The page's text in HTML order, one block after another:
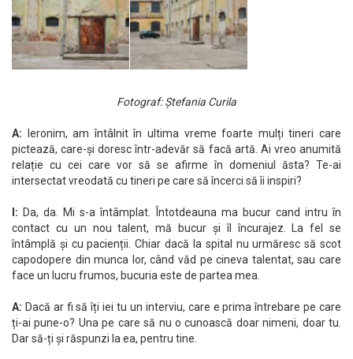
Fotograf: Ștefania Curila
A: Ieronim, am întâlnit în ultima vreme foarte mulți tineri care
pictează, care-și doresc într-adevăr să facă artă. Ai vreo anumită
relație cu cei care vor să se afirme în domeniul ăsta? Te-ai
intersectat vreodată cu tineri pe care să încerci să îi inspiri?
I: Da, da. Mi s-a întâmplat. Întotdeauna ma bucur cand intru în
contact cu un nou talent, mă bucur și îl încurajez. La fel se
întâmplă și cu pacienții. Chiar dacă la spital nu urmăresc să scot
capodopere din munca lor, când văd pe cineva talentat, sau care
face un lucru frumos, bucuria este de partea mea.
A: Dacă ar fi să îți iei tu un interviu, care e prima întrebare pe care
ți-ai pune-o? Una pe care să nu o cunoască doar nimeni, doar tu.
Dar să-ți și răspunzi la ea, pentru tine.